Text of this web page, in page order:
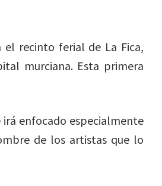
el recinto ferial de La Fica,
murciana. Esta primera
enfocado especialmente
de los artistas que lo